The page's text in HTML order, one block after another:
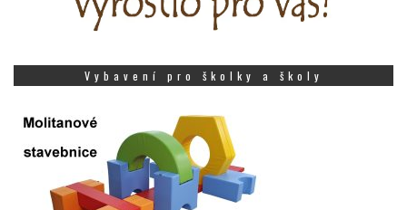
Vybavení pro školky a školy